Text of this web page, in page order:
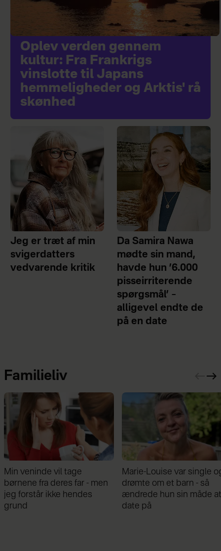
Oplev verden gennem
kultur: Fra Frankrigs
vinslotte til Japans
hemmeligheder og Arktis' rå
skønhed
Jeg er træt af min
svigerdatters
vedvarende kritik
Da Samira Nawa
mødte sin mand,
havde hun ’6.000
pisseirriterende
spørgsmål’ –
alligevel endte de
på en date
Familieliv
Marie-Louise var single og
drømte om et barn - så
ændrede hun sin måde at
date på
Mathilde Gøhler fortæller
om bruddet med Remee:
Var gået fra hinanden før
graviditeten